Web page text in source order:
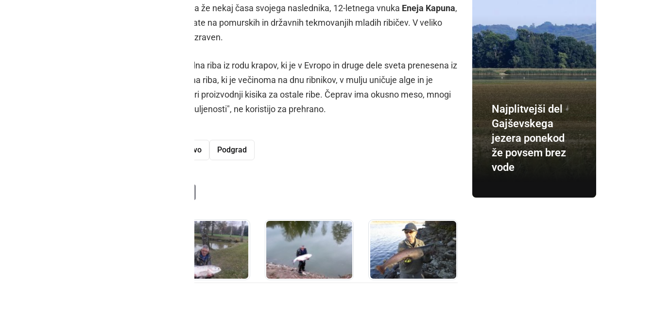
Radgona. Vlado je sicer vesel, da ima že nekaj časa svojega naslednika, 12-letnega vnuka Eneja Kapuna,
ki že nekaj let dosega odlične rezultate na pomurskih in državnih tekmovanjih mladih ribičev. V veliko
podporo mu je dedek, ki je vseskozi zraven.
Tolstolobik je mimogrede sladkovodna riba iz rodu krapov, ki je v Evropo in druge dele sveta prenesena iz
Kitajske in vzhodne Rusije. Omenjena riba, ki je večinoma na dnu ribnikov, v mulju uničuje alge in je
zaradi tega koristen, saj "pomaga" pri proizvodnji kisika za ostale ribe. Čeprav ima okusno meso, mnogi
tolstolobike, zaradi domnevne "zamuljenosti", ne koristijo za prehrano.
ribištvo Podgrad
PrintFriendly
Najplitvejši del
Gajševskega
jezera ponekod
že povsem brez
vode